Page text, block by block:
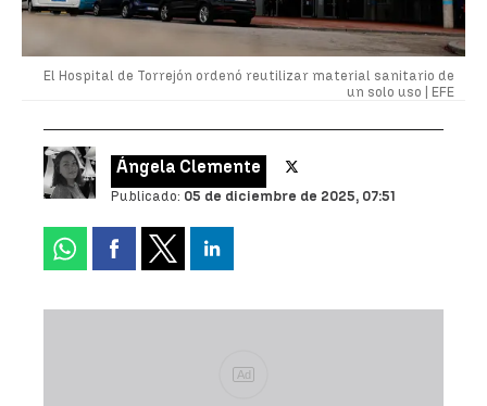
El Hospital de Torrejón ordenó reutilizar material sanitario de
un solo uso | EFE
Ángela Clemente
Publicado: 05 de diciembre de 2025, 07:51
Ad